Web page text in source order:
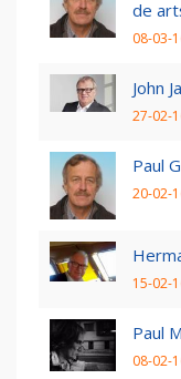
de
08-03-
John
27-02-
Paul
20-02-
15-02-
Paul
08-02-